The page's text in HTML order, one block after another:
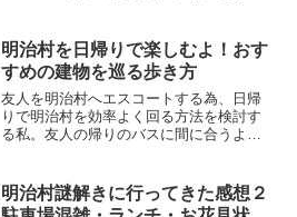
めるのであれば、そのルート確認してお
かないと！そしてせっかくリトルワール
ドへ行くのであれば、全力で遊ばないと
っ！という訳で、秋のリトルワールドで
何が楽しめるのかを確認します(｀◇´)ゞ
明治村を日帰りで楽しむよ！おす
すめの建物を巡る歩き方
友人を明治村へエスコートする為、日帰
りで明治村を効率よく回る方法を検討す
る私。友人の帰りのバスに間に合うよう
するというのは面白くない。汽車や市電
に乗りたいだろうし。明治村の雰囲気を
明治村謎解きに行ってきた感想２